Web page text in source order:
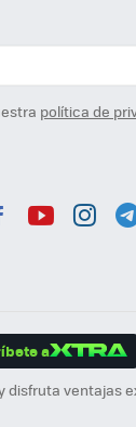
política de
a
disfruta ventajas